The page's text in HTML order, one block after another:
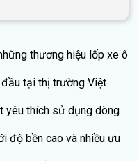
thương hiệu lốp xe ô
tại thị trường Việt
yêu thích sử dụng dòng
độ bền cao và nhiều ưu